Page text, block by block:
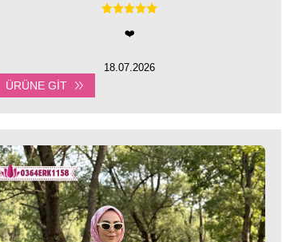
❤️
18.07.2026
ÜRÜNE GIT